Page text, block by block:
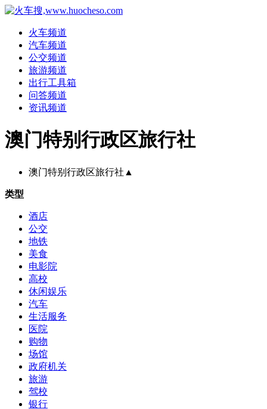
火车频道
汽车频道
公交频道
旅游频道
出行工具箱
问答频道
资讯频道
澳门特别行政区旅行社
澳门特别行政区旅行社 ▲
类型
酒店
公交
地铁
美食
电影院
高校
休闲娱乐
汽车
生活服务
医院
购物
场馆
政府机关
旅游
驾校
银行